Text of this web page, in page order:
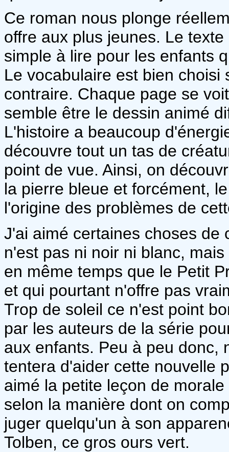
Ce roman nous plonge
offre aux plus jeunes. Le
simple à lire pour les enfants
Le vocabulaire est bien
contraire. Chaque page se
semble être le dessin animé
L'histoire a beaucoup
découvre tout un tas de
point de vue. Ainsi, on
la pierre bleue et forcément,
l'origine des problèmes de
J'ai aimé certaines choses de
n'est pas ni noir ni blanc,
en même temps que le Petit
et qui pourtant n'offre pas
Trop de soleil ce n'est point
par les auteurs de la série
aux enfants. Peu à peu donc,
tentera d'aider cette nouvelle
aimé la petite leçon de
selon la manière dont on
juger quelqu'un à son
Tolben, ce gros ours vert.